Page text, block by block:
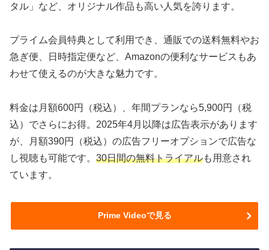
タル」など、オリジナル作品も高い人気を誇ります。
プライム会員特典として利用でき、通販での送料無料やお
急ぎ便、日時指定便など、Amazonの便利なサービスもあ
わせて使えるのが大きな魅力です。
料金は月額600円（税込）、年間プランなら5,900円（税
込）でさらにお得。2025年4月以降は広告表示があります
が、月額390円（税込）の広告フリーオプションで広告な
し視聴も可能です。 30日間の無料トライアルも用意され
ています。
Prime Videoで見る